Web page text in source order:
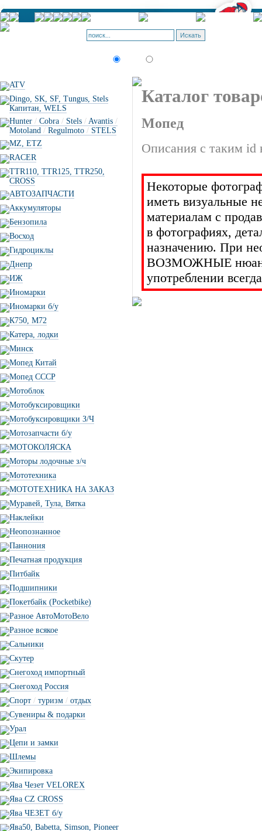
ATV
Dingo, SK, SF, Tungus, Stels
Капитан, WELS
Hunter / Cobra / Stels / Avantis /
Motoland / Regulmoto / STELS
MZ, ETZ
RACER
TTR110, TTR125, TTR250,
CROSS
АВТОЗАПЧАСТИ
Аккумуляторы
Бензопила
Восход
Гидроциклы
Днепр
ИЖ
Иномарки
Иномарки б/у
К750, М72
Катера, лодки
Минск
Мопед Китай
Мопед СССР
Мотоблок
Мотобуксировщики
Мотобуксировщики З/Ч
Мотозапчасти б/у
МОТОКОЛЯСКА
Моторы лодочные з/ч
Мототехника
МОТОТЕХНИКА НА ЗАКАЗ
Муравей, Тула, Вятка
Наклейки
Неопознанное
Паннония
Печатная продукция
Питбайк
Подшипники
Покетбайк (Pocketbike)
Разное АвтоМотоВело
Разное всякое
Сальники
Скутер
Снегоход импортный
Снегоход Россия
Спорт / туризм / отдых
Сувениры & подарки
Урал
Цепи и замки
Шлемы
Экипировка
Ява Чезет VELOREX
Ява CZ CROSS
Ява ЧЕЗЕТ б/у
Ява50, Babetta, Simson, Pioneer
Каталог
Мопед
Описания с таким id
Некоторые
иметь визуальные
материалам с
в фотографиях,
назначению. При
ВОЗМОЖНЫЕ
употреблении